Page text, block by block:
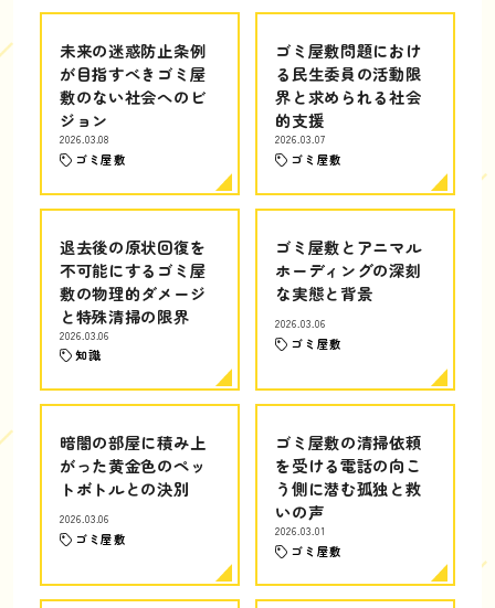
未来の迷惑防止条例
が目指すべきゴミ屋
敷のない社会へのビ
ジョン
2026.03.08
ゴミ屋敷
ゴミ屋敷問題におけ
る民生委員の活動限
界と求められる社会
的支援
2026.03.07
ゴミ屋敷
退去後の原状回復を
不可能にするゴミ屋
敷の物理的ダメージ
と特殊清掃の限界
2026.03.06
知識
ゴミ屋敷とアニマル
ホーディングの深刻
な実態と背景
2026.03.06
ゴミ屋敷
暗闇の部屋に積み上
がった黄金色のペッ
トボトルとの決別
2026.03.06
ゴミ屋敷
ゴミ屋敷の清掃依頼
を受ける電話の向こ
う側に潜む孤独と救
いの声
2026.03.01
ゴミ屋敷